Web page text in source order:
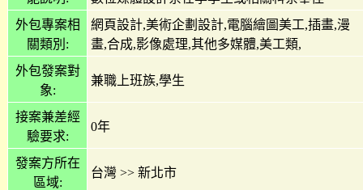
外包專案相
關類別:
網頁設計,美術企劃設計,電腦繪圖美工,插畫,漫
畫,合成,影像處理,其他多媒體,美工類,
外包發案對
象:
兼職上班族,學生
接案兼差經
驗要求:
0年
發案方所在
區域:
台灣 >> 新北市